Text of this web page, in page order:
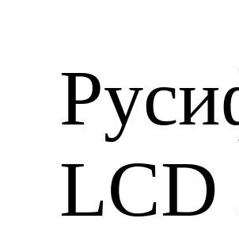
LCD